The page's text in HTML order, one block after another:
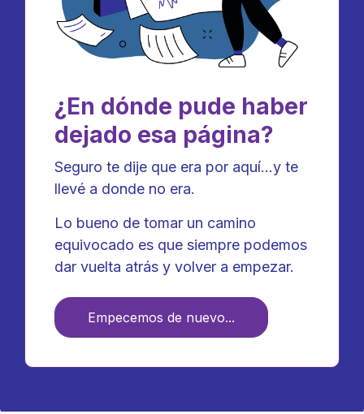
¿En dónde pude haber
dejado esa página?
Seguro te dije que era por aquí...y te
llevé a donde no era.
Lo bueno de tomar un camino
equivocado es que siempre podemos
dar vuelta atrás y volver a empezar.
Empecemos de nuevo...